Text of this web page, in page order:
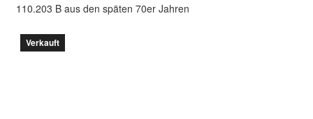
Uhren
110.203 B aus den späten 70er Jahren
Verkauft